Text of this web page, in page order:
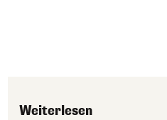
Weiterlesen